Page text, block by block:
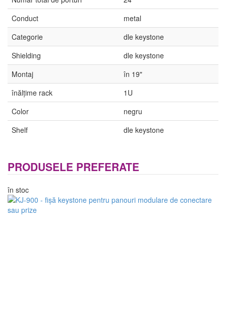
Conduct
metal
Categorie
dle keystone
Shielding
dle keystone
Montaj
în 19"
înălțime rack
1U
Color
negru
Shelf
dle keystone
PRODUSELE PREFERATE
în stoc